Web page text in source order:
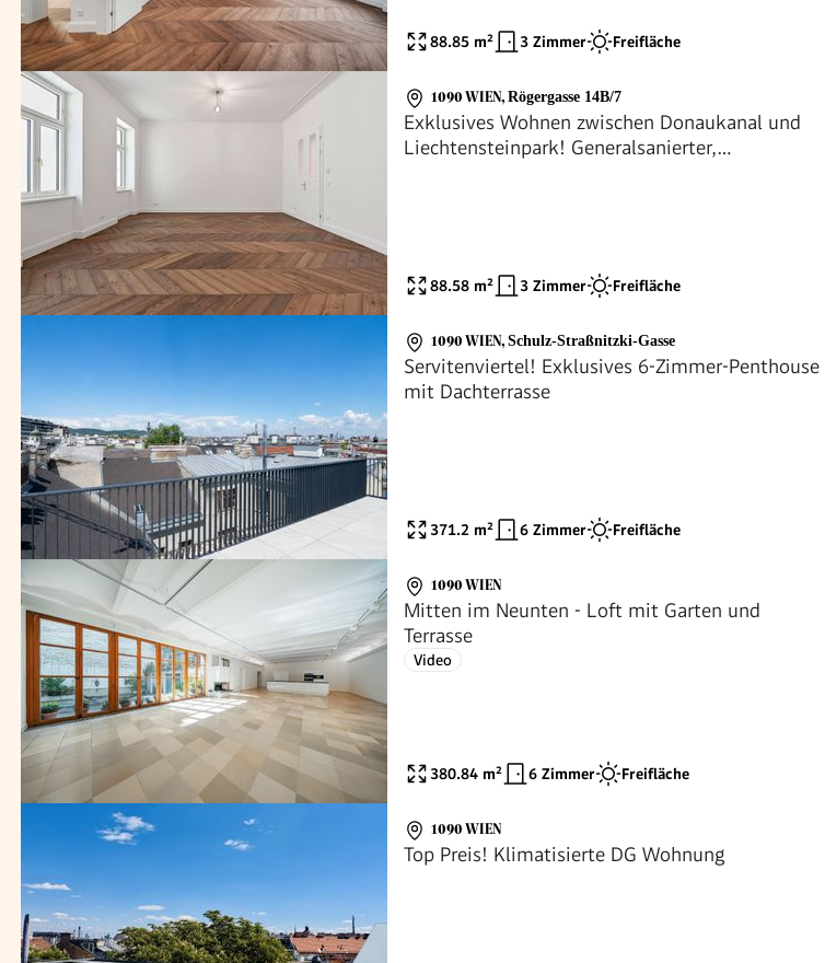
88.85 m² 3 Zimmer Freifläche
1090 WIEN, Rögergasse 14B/7
Exklusives Wohnen zwischen Donaukanal und
Liechtensteinpark! Generalsanierter,
88.58 m² 3 Zimmer Freifläche
1090 WIEN, Schulz-Straßnitzki-Gasse
Servitenviertel! Exklusives 6-Zimmer-Penthouse
mit Dachterrasse
371.2 m² 6 Zimmer Freifläche
1090 WIEN
Mitten im Neunten - Loft mit Garten und
Terrasse
Video
380.84 m² 6 Zimmer Freifläche
1090 WIEN
Top Preis! Klimatisierte DG Wohnung